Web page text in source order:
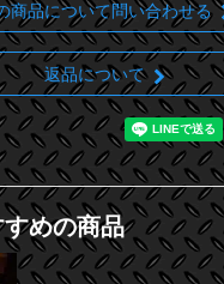
商品について問い合わせる
返品について
めの商品